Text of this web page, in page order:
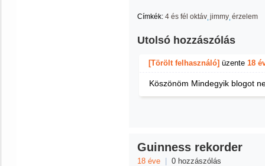
Címkék: 4 és fél oktáv jimmy érzelem
Utolsó hozzászólás
[Törölt felhasználó] üzente 18
Köszönöm Mindegyik blogot
Guinness rekorder
18 éve | 0 hozzászólás